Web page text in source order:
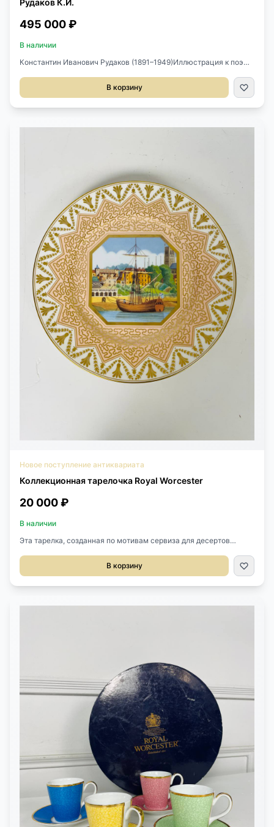
495 000 ₽
В наличии
Константин Иванович Рудаков (1891–1949)Иллюстрация к поэме
бумагеРазмер: 29 × 21 смПодпись и дата в правом нижнем углу:
К. Рудаков 1940На обороте — коллекционный штамп: Собрание
И. Е. Корнилова № 1908Оригинальная авторская работа
Константина Рудакова — одного из ведущих мастеровсоветской
иллюстрирует ключевойэпизод из поэмы М. Ю. Лермонтова
линий и утончённаяколористическая работа: фигуры героинь
парят среди горных пейзажей, в окружениифантастических
птиц, что отсылает к кавказской тематике произведения.Работа
создана в зрелый период творчества художника, когда он
активно обращался кклассической литературе, формируя яркие
визуальные образы, сочетающиеакадемическую школу и
элементы модерна.ХудожникК. И. Рудаков — выдающийся
график, сценограф, педагог. Учился у Э. Лансере, Б.Кустодиева,
Д. Кардовского. Иллюстрировал произведения Пушкина,
Лермонтова,Гоголя, Толстого, Гофмана. Его работы находятся в
собрании Государственного Русскогомузея, Третьяковской
галереи, Пушкинского дома, а также в ведущих
частныхколлекциях.ПроисхождениеЧастная коллекция И. Е.
Корнилова — штамп и инвентарный номер на
оборотеподтверждают сохранность provenance, что повышает
историческую и коллекционнуюзначимость
работы.СостояниеХорошая сохранность для работы 1940 года:
бумага с лёгким естественным тономвремени, незначительные
точки foxing, без утрат красочного слоя. Лист пригоден
кмузейному экспонированию.Коллекционная ценность•
Оригинальная авторская работа с подписью и датой• Тематика
— Лермонтов, «Демон» — востребована на арт-рынке• Зрелый
творческий период Рудакова• Чёткий provenance (собрание
В корзину
Новое поступление антиквариата
Коллекционная тарелочка Royal Worcester
20 000 ₽
В наличии
Эта тарелка, созданная по мотивам сервиза для десертов
Вандайк и богатой позолотой.Пейзажи, такие как река Вустер, и
виды важных зданий, напоминают о путешествиях по Англии
эпохи регентства.Фарфор, позолота.Оригинальный
кофр.Диаметр 27 см.
В корзину